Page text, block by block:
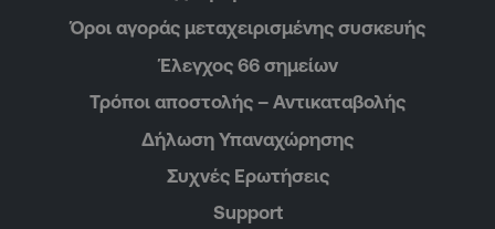
Όροι αγοράς μεταχειρισμένης συσκευής
Έλεγχος 66 σημείων
Τρόποι αποστολής – Αντικαταβολής
Δήλωση Υπαναχώρησης
Συχνές Ερωτήσεις
Support